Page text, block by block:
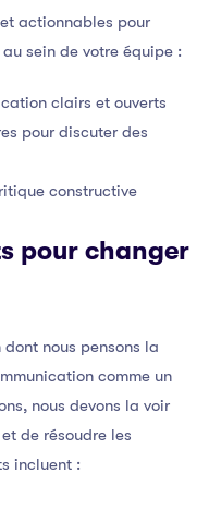
actionnables pour
sein de votre équipe :
clairs et ouverts
pour discuter des
constructive
pour changer
nous pensons la
comme un
nous devons la voir
de résoudre les
incluent :